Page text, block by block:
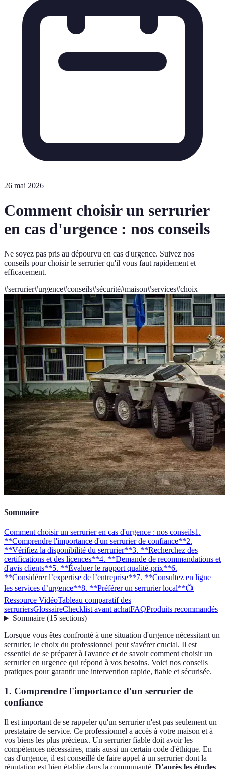
26 mai 2026
Comment choisir un serrurier
en cas d'urgence : nos conseils
Ne soyez pas pris au dépourvu en cas d'urgence. Suivez nos
conseils pour choisir le serrurier qu'il vous faut rapidement et
efficacement.
#serrurier#urgence#conseils#sécurité#maison#services#choix
Sommaire
Comment choisir un serrurier en cas d'urgence : nos conseils1.
**Comprendre l'importance d'un serrurier de confiance**2.
**Vérifiez la disponibilité du serrurier**3. **Recherchez des
certifications et des licences**4. **Demande de recommandations et
d'avis clients**5. **Évaluer le rapport qualité-prix**6.
**Considérer l’expertise de l’entreprise**7. **Consultez en ligne
les services d’urgence**8. **Préférer un serrurier local**📺
Ressource VidéoTableau comparatif des
serruriersGlossaireChecklist avant achatFAQProduits recommandés
Sommaire(15 sections)
Lorsque vous êtes confronté à une situation d'urgence nécessitant un
serrurier, le choix du professionnel peut s'avérer crucial. Il est
essentiel de se préparer à l'avance et de savoir comment choisir un
serrurier en urgence qui répond à vos besoins. Voici nos conseils
pratiques pour garantir une intervention rapide, fiable et sécurisée.
1. Comprendre l'importance d'un serrurier de
confiance
Il est important de se rappeler qu'un serrurier n'est pas seulement un
prestataire de service. Ce professionnel a accès à votre maison et à
vos biens les plus précieux. Un serrurier fiable doit avoir les
compétences nécessaires, mais aussi un certain code d'éthique. En
cas d'urgence, il est conseillé de faire appel à un serrurier dont la
réputation est bien établie dans la communauté. D'après les études